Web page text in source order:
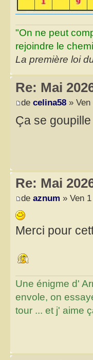
"On ne peut
rejoindre le
La première loi
Re: Mai
de celina58 »
Ça se
Re: Mai
de aznum » Ven
Merci pour
Une énigme d'
envole, on
tour ... et j' aime